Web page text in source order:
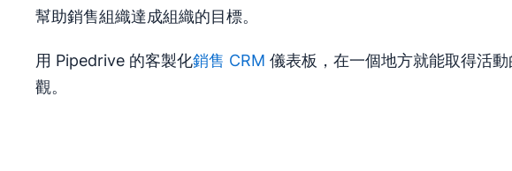
幫助銷售組織達成組織的目標。
用 Pipedrive 的客製化銷售 CRM 儀表板，在一個地方就能取得活
觀。